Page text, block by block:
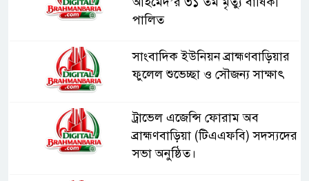
পালিত
সাংবাদিক ইউনিয়ন ব্রাহ্মণবাড়িয়ার
ফুলেল শুভেচ্ছা ও সৌজন্য সাক্ষাৎ
ট্রাভেল এজেন্সি ফোরাম অব
ব্রাহ্মণবাড়িয়া (টিএএফবি) সদস্যদের
সভা অনুষ্ঠিত।